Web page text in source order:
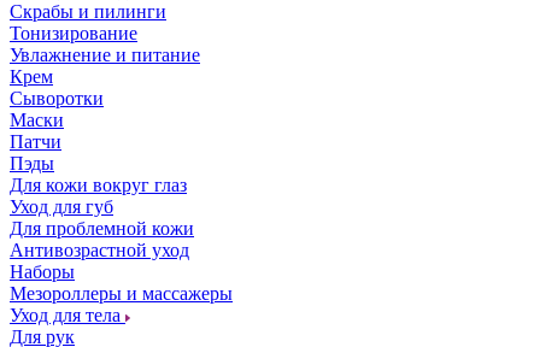
Скрабы и пилинги
Тонизирование
Увлажнение и питание
Крем
Сыворотки
Маски
Патчи
Пэды
Для кожи вокруг глаз
Уход для губ
Для проблемной кожи
Антивозрастной уход
Наборы
Мезороллеры и массажеры
Уход для тела
Для рук